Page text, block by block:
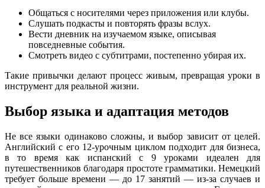
Общаться с носителями через приложения или клубы.
Слушать подкасты и повторять фразы вслух.
Вести дневник на изучаемом языке, описывая
повседневные события.
Смотреть видео с субтитрами, постепенно убирая их.
Такие привычки делают процесс живым, превращая уроки в
инструмент для реальной жизни.
Выбор языка и адаптация методов
Не все языки одинаково сложны, и выбор зависит от целей.
Английский с его 12-урочным циклом подходит для бизнеса,
в то время как испанский с 9 уроками идеален для
путешественников благодаря простоте грамматики. Немецкий
требует больше времени — до 17 занятий — из-за случаев и